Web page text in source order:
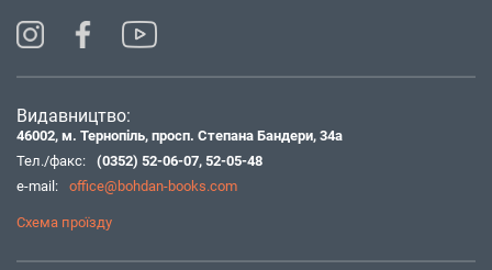
Видавництво:
46002, м. Тернопіль, просп. Степана Бандери, 34а
Тел./факс:
(0352) 52-06-07, 52-05-48
e-mail:
office@bohdan-books.com
Схема проїзду